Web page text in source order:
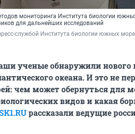
мониторинга Института биологии
для дальнейших исследований
службой Института биологии южных
ученые обнаружили нового
океана. И это не
чем может обернуться для
видов и какая
рассказали ведущие